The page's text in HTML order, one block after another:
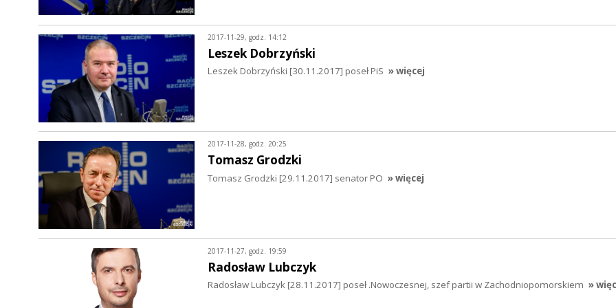
2017-11-29, godz. 14:12
Leszek Dobrzyński
Leszek Dobrzyński [30.11.2017] poseł PiS » więcej
2017-11-28, godz. 20:25
Tomasz Grodzki
Tomasz Grodzki [29.11.2017] senator PO » więcej
2017-11-27, godz. 19:59
Radosław Lubczyk
Radosław Lubczyk [28.11.2017] poseł .Nowoczesnej, szef partii w Zachodniopomorskiem »